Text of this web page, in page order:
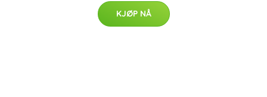
KJØP NÅ